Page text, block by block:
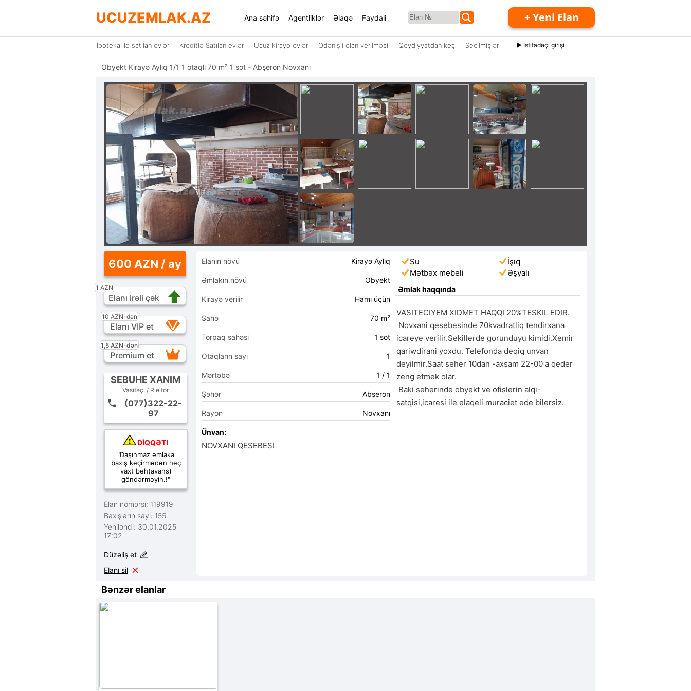
UCUZEMLAK.AZ Ana səhifə Agentliklər Əlaqə Faydali + Yeni Elan
İpoteka ilə satılan evlər Kreditlə Satılan evlər Ucuz kirayə evlər Ödənişli elan verilməsi Qeydiyyatdan keç Seçilmişlər ► İstifadəçi girişi
Obyekt Kirayə Aylıq 1/1 1 otaqlı 70 m² 1 sot - Abşeron Novxanı
600 AZN / ay
1 AZN
Elanı irəli çək
10 AZN-dən
Elanı VIP et
1,5 AZN-dən
Premium et
SEBUHE XANIM
Vasitəçi / Rieltor
(077)322-22-
97
DİQQƏT!
"Daşınmaz əmlaka
baxış keçirmədən heç
vaxt beh(avans)
göndərməyin.!"
Elan nömərsi: 119919
Baxışların sayı: 155
Yeniləndi: 30.01.2025
17:02
Düzəliş et
Elanı sil
Elanın növü Kirayə Aylıq
Əmlakın növü Obyekt
Kirayə verilir Hamı üçün
Sahə 70 m²
Torpaq sahəsi 1 sot
Otaqların sayı 1
Mərtəbə 1 / 1
Şəhər Abşeron
Rayon Novxanı
Ünvan:
NOVXANI QESEBESI
Su
İşıq
Mətbəx mebeli
Əşyalı
Əmlak haqqında
VASITECIYEM XIDMET HAQQI 20%TESKIL EDIR.
icareye verilir.Sekillerde gorunduyu kimidi.Xemir
qariwdirani yoxdu. Telefonda deqiq unvan
deyilmir.Saat seher 10dan -axsam 22-00 a qeder
zeng etmek olar.
satqisi,icaresi ile elaqeli muraciet ede bilersiz.
Bənzər elanlar